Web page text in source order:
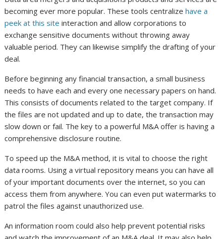
becoming ever more popular. These tools centralizehave a
peek at this site interaction and allow corporations to
exchange sensitive documents without throwing away
valuable period. They can likewise simplify the drafting of your
deal.
Before beginning any financial transaction, a small business
needs to have each and every one necessary papers on hand.
This consists of documents related to the target company. If
the files are not updated and up to date, the transaction may
slow down or fail. The key to a powerful M&A offer is having a
comprehensive disclosure routine.
To speed up the M&A method, it is vital to choose the right
data rooms. Using a virtual repository means you can have all
of your important documents over the internet, so you can
access them from anywhere. You can even put watermarks to
patrol the files against unauthorized use.
An information room could also help prevent potential risks